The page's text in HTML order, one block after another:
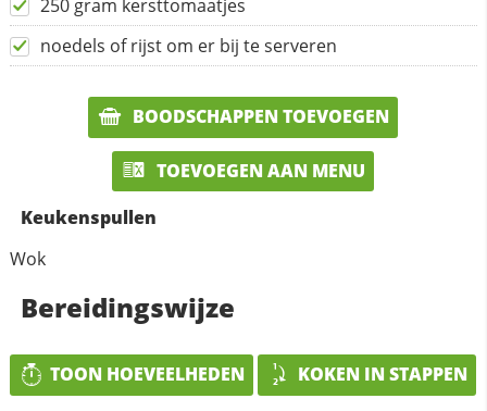
250 gram kersttomaatjes
noedels of rijst om er bij te serveren
BOODSCHAPPEN TOEVOEGEN
TOEVOEGEN AAN MENU
Keukenspullen
Wok
Bereidingswijze
TOON HOEVEELHEDEN KOKEN IN STAPPEN